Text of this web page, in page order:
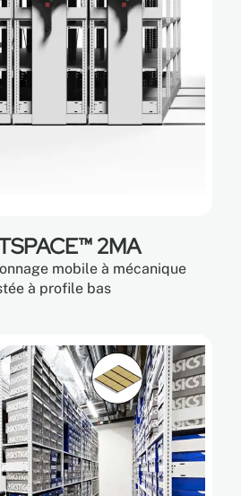
2MA
mobile à mécanique
à profile bas